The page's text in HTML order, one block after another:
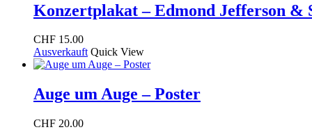
Konzertplakat – Edmond Jefferson &
CHF 15.00
Ausverkauft Quick View
Auge um Auge – Poster
CHF 20.00